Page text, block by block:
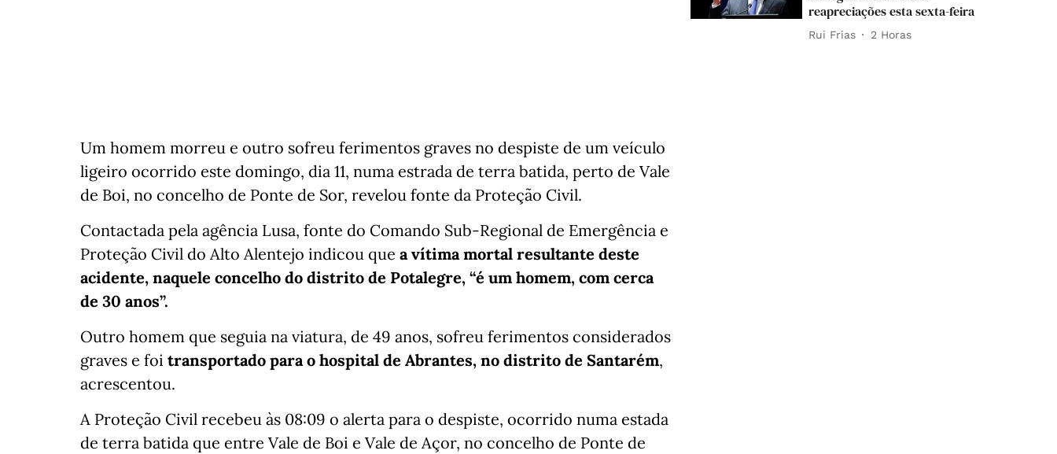
Um homem morreu e outro sofreu ferimentos graves no despiste de um veículo
ligeiro ocorrido este domingo, dia 11, numa estrada de terra batida, perto de Vale
de Boi, no concelho de Ponte de Sor, revelou fonte da Proteção Civil.
Contactada pela agência Lusa, fonte do Comando Sub-Regional de Emergência e
Proteção Civil do Alto Alentejo indicou que a vítima mortal resultante deste
acidente, naquele concelho do distrito de Potalegre, “é um homem, com cerca
de 30 anos”.
Outro homem que seguia na viatura, de 49 anos, sofreu ferimentos considerados
graves e foi transportado para o hospital de Abrantes, no distrito de Santarém,
acrescentou.
A Proteção Civil recebeu às 08:09 o alerta para o despiste, ocorrido numa estada
de terra batida que entre Vale de Boi e Vale de Açor, no concelho de Ponte de
reapreciações esta sexta-feira
Rui Frias 2 Horas